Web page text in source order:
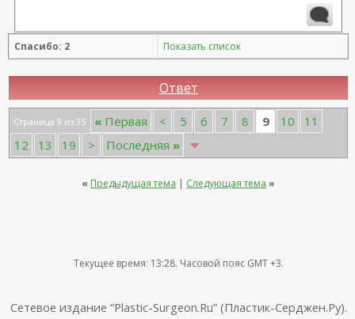
06.12.2024г., бодилифт, липофилинг ягодиц, редукция
22.09.2025г. брахио пластика+торсопластика -
Бабикова М.А.
Спасибо: 2 Показать список
Ответ
Страница 9 из 35 « Первая < 5 6 7 8 9 10
11
12
13 19 > Последняя »
« Предыдущая тема | Следующая тема »
Текущее время: 13:28. Часовой пояс GMT +3.
Сетевое издание “Plastic-Surgeon.Ru” (Пластик-Серджен.Ру).